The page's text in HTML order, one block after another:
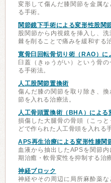
変形して傷んだ膝関節を金属
る手術。
関節鏡下手術による変形性股関
股関節から内視鏡を挿入し、
棘を削ることで痛みを緩和する
寛骨臼回転骨切り術（RAO）に
臼蓋（きゅうがい）という骨
る手術法。
人工股関節置換術
傷んだ膝の関節を取り除き、
節を入れる治療法。
人工骨頭置換術（BHA）による
損傷した大腿骨の骨頭（こっ
どで作られた人工骨頭を入れる
APS再生治療による変形性膝関
血液から抽出したAPSを関節
期治癒・軟骨変性を抑制する治
神経ブロック
神経やその周辺に局所麻酔薬